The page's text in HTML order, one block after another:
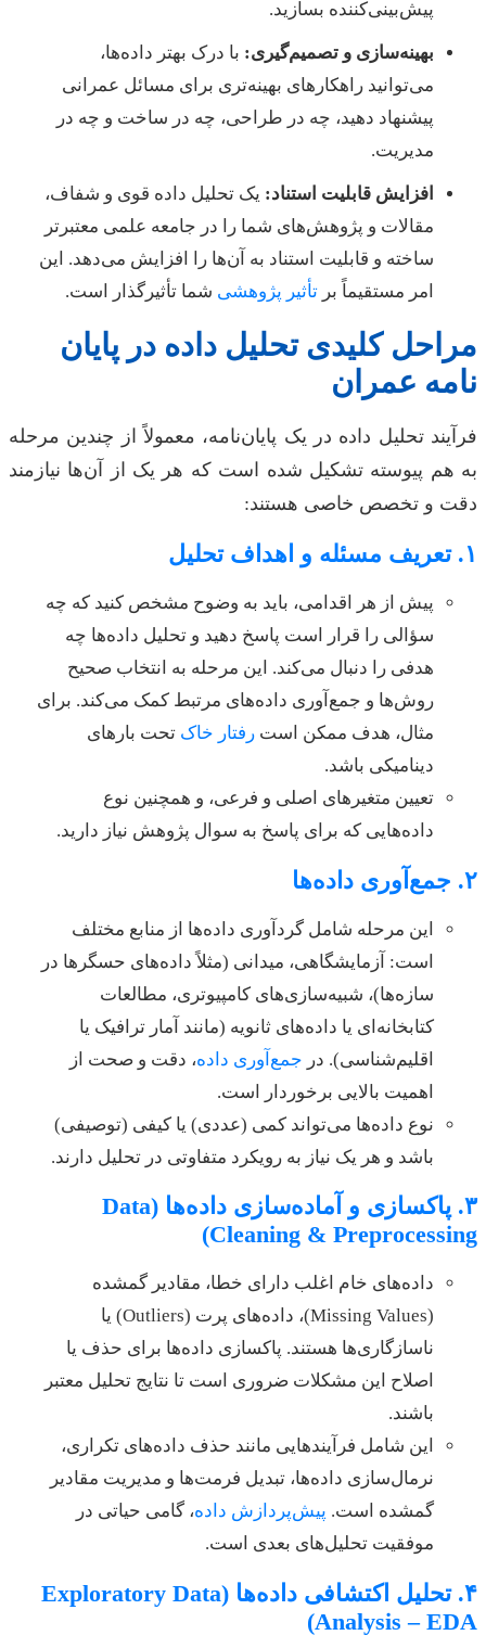
پیش‌بینی‌کننده بسازید.
بهینه‌سازی و تصمیم‌گیری: با درک بهتر داده‌ها،
می‌توانید راهکارهای بهینه‌تری برای مسائل عمرانی
پیشنهاد دهید، چه در طراحی، چه در ساخت و چه در
مدیریت.
افزایش قابلیت استناد: یک تحلیل داده قوی و شفاف،
مقالات و پژوهش‌های شما را در جامعه علمی معتبرتر
ساخته و قابلیت استناد به آن‌ها را افزایش می‌دهد. این
امر مستقیماً بر تأثیر پژوهشی شما تأثیرگذار است.
مراحل کلیدی تحلیل داده در پایان
نامه عمران
فرآیند تحلیل داده در یک پایان‌نامه، معمولاً از چندین مرحله
به هم پیوسته تشکیل شده است که هر یک از آن‌ها نیازمند
دقت و تخصص خاصی هستند:
۱. تعریف مسئله و اهداف تحلیل
پیش از هر اقدامی، باید به وضوح مشخص کنید که چه
سؤالی را قرار است پاسخ دهید و تحلیل داده‌ها چه
هدفی را دنبال می‌کند. این مرحله به انتخاب صحیح
روش‌ها و جمع‌آوری داده‌های مرتبط کمک می‌کند. برای
مثال، هدف ممکن است رفتار خاک تحت بارهای
دینامیکی باشد.
تعیین متغیرهای اصلی و فرعی، و همچنین نوع
داده‌هایی که برای پاسخ به سوال پژوهش نیاز دارید.
۲. جمع‌آوری داده‌ها
این مرحله شامل گردآوری داده‌ها از منابع مختلف
است: آزمایشگاهی، میدانی (مثلاً داده‌های حسگرها در
سازه‌ها)، شبیه‌سازی‌های کامپیوتری، مطالعات
کتابخانه‌ای یا داده‌های ثانویه (مانند آمار ترافیک یا
اقلیم‌شناسی). در جمع‌آوری داده، دقت و صحت از
اهمیت بالایی برخوردار است.
نوع داده‌ها می‌تواند کمی (عددی) یا کیفی (توصیفی)
باشد و هر یک نیاز به رویکرد متفاوتی در تحلیل دارند.
۳. پاکسازی و آماده‌سازی داده‌ها (Data
Cleaning & Preprocessing)
داده‌های خام اغلب دارای خطا، مقادیر گمشده
(Missing Values)، داده‌های پرت (Outliers) یا
ناسازگاری‌ها هستند. پاکسازی داده‌ها برای حذف یا
اصلاح این مشکلات ضروری است تا نتایج تحلیل معتبر
باشند.
این شامل فرآیندهایی مانند حذف داده‌های تکراری،
نرمال‌سازی داده‌ها، تبدیل فرمت‌ها و مدیریت مقادیر
گمشده است. پیش‌پردازش داده، گامی حیاتی در
موفقیت تحلیل‌های بعدی است.
۴. تحلیل اکتشافی داده‌ها (Exploratory Data
Analysis – EDA)